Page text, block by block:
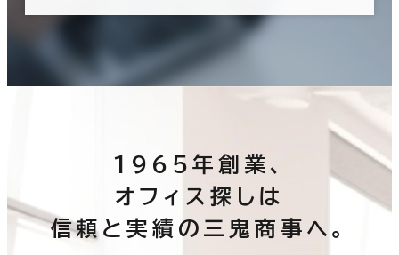
1965年創業、
オフィス探しは
信頼と実績の三鬼商事へ。